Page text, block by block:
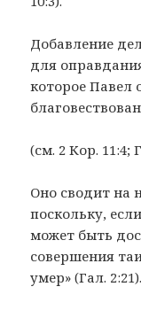
Добавление
для
которое Павел
(см. 2 Кор. 11:4;
Оно сводит на
поскольку,
может быть
совершения
умер» (Гал. 2:21).